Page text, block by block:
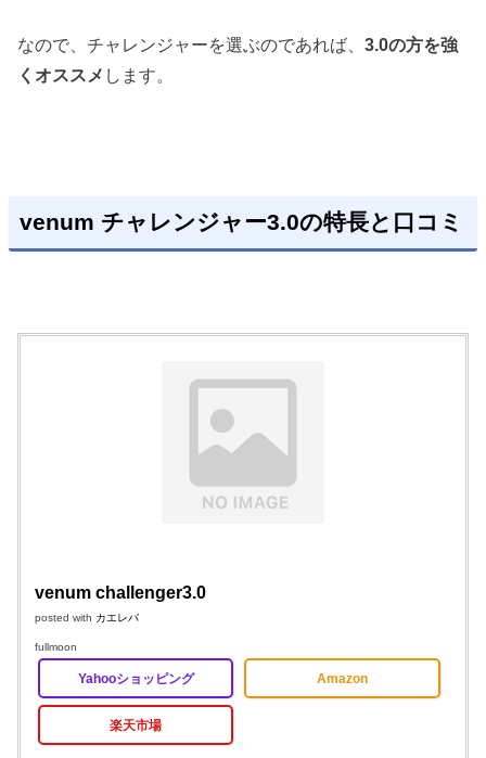
なので、チャレンジャーを選ぶのであれば、3.0の方を強
くオススメ します。
venum チャレンジャー3.0の特長と口コミ
venum challenger3.0
posted with カエレバ
fullmoon
Yahooショッピング Amazon
楽天市場